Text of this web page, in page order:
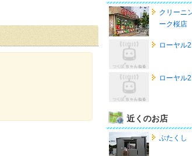
クリーニ
ーク桜店
ローヤル
ローヤル
近くのお店
ぶたくし